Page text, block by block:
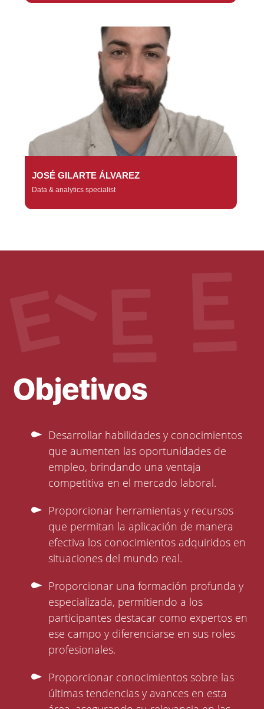
JOSÉ GILARTE ÁLVAREZ
Data & analytics specialist
Objetivos
Desarrollar habilidades y conocimientos
que aumenten las oportunidades de
empleo, brindando una ventaja
competitiva en el mercado laboral.
Proporcionar herramientas y recursos
que permitan la aplicación de manera
efectiva los conocimientos adquiridos en
situaciones del mundo real.
Proporcionar una formación profunda y
especializada, permitiendo a los
participantes destacar como expertos en
ese campo y diferenciarse en sus roles
profesionales.
Proporcionar conocimientos sobre las
últimas tendencias y avances en esta